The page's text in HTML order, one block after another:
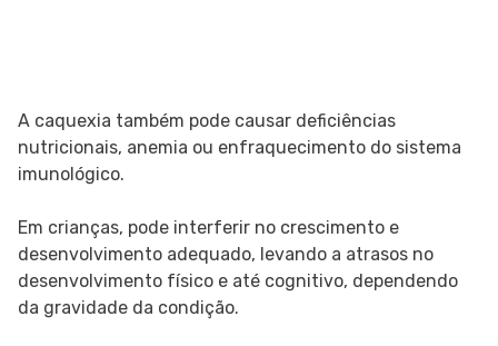
A caquexia também pode causar deficiências
nutricionais, anemia ou enfraquecimento do sistema
imunológico.
Em crianças, pode interferir no crescimento e
desenvolvimento adequado, levando a atrasos no
desenvolvimento físico e até cognitivo, dependendo
da gravidade da condição.